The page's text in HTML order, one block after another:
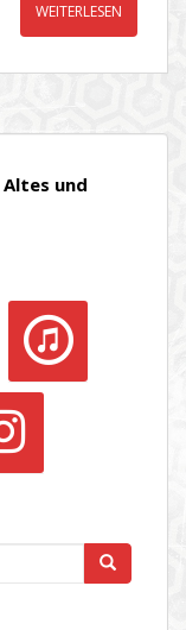
WEITERLESEN
und